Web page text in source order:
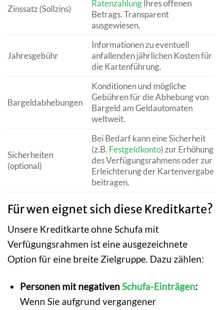
Zinssatz (Sollzins)
RatenzahlungIhres offenen
Betrags. Transparent
ausgewiesen.
Jahresgebühr
Informationen zu eventuell
anfallenden jährlichen Kosten für
die Kartenführung.
Bargeldabhebungen
Konditionen und mögliche
Gebühren für die Abhebung von
Bargeld am Geldautomaten
weltweit.
Sicherheiten
(optional)
Bei Bedarf kann eine Sicherheit
(z.B. Festgeldkonto) zur Erhöhung
des Verfügungsrahmens oder zur
Erleichterung der Kartenvergabe
beitragen.
Für wen eignet sich diese Kreditkarte?
Unsere Kreditkarte ohne Schufa mit
Verfügungsrahmen ist eine ausgezeichnete
Option für eine breite Zielgruppe. Dazu zählen:
Personen mit negativenSchufa-Einträgen:
Wenn Sie aufgrund vergangener